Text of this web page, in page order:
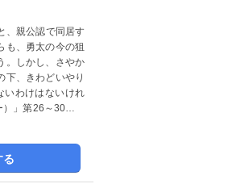
、親公認で同居す
も、勇太の今の狙
。しかし、さやか
下、きわどいやり
いわけはないけれ
」第26～30巻を
る